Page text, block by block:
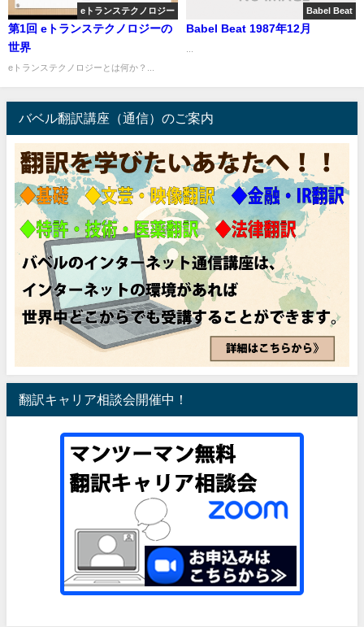
eトランステクノロジー
第1回 eトランステクノロジーの
世界
eトランステクノロジーとは何か？...
Babel Beat
Babel Beat 1987年12月
バベル翻訳講座（通信）のご案内
翻訳キャリア相談会開催中！